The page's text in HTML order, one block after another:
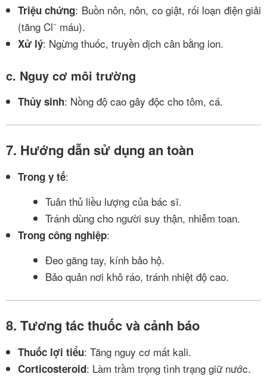
Triệu chứng: Buồn nôn, nôn, co giật, rối loạn điện giải
(tăng Cl⁻ máu).
Xử lý: Ngừng thuốc, truyền dịch cân bằng ion.
c. Nguy cơ môi trường
Thủy sinh: Nồng độ cao gây độc cho tôm, cá.
7. Hướng dẫn sử dụng an toàn
Trong y tế:
Tuân thủ liều lượng của bác sĩ.
Tránh dùng cho người suy thận, nhiễm toan.
Trong công nghiệp:
Đeo găng tay, kính bảo hộ.
Bảo quản nơi khô ráo, tránh nhiệt độ cao.
8. Tương tác thuốc và cảnh báo
Thuốc lợi tiểu: Tăng nguy cơ mất kali.
Corticosteroid: Làm trầm trọng tình trạng giữ nước.